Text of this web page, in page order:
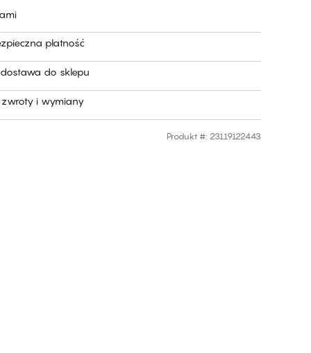
płatność
do sklepu
i wymiany
Produkt #: 23119122443